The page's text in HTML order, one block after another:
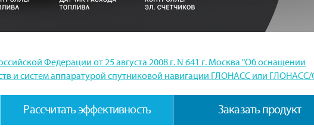
Федерации от 25 августа 2008 г. N 641 г. Москва "Об оснащении
и систем аппаратурой спутниковой навигации ГЛОНАСС или ГЛОНАСС/
Рассчитать эффективность Заказать продукт